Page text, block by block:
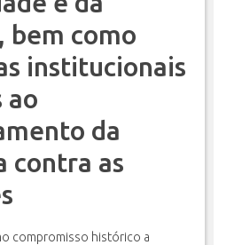
bem como
institucionais
ao
da
contra as
compromisso histórico a